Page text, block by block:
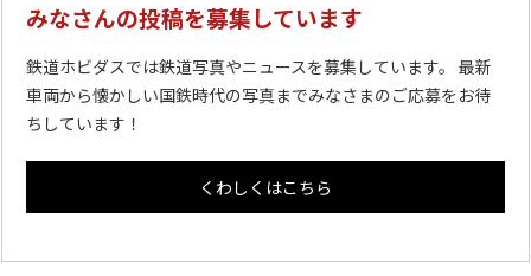
みなさんの投稿を募集しています
鉄道ホビダスでは鉄道写真やニュースを募集しています。 最新
車両から懐かしい国鉄時代の写真までみなさまのご応募をお待
ちしています！
くわしくはこちら